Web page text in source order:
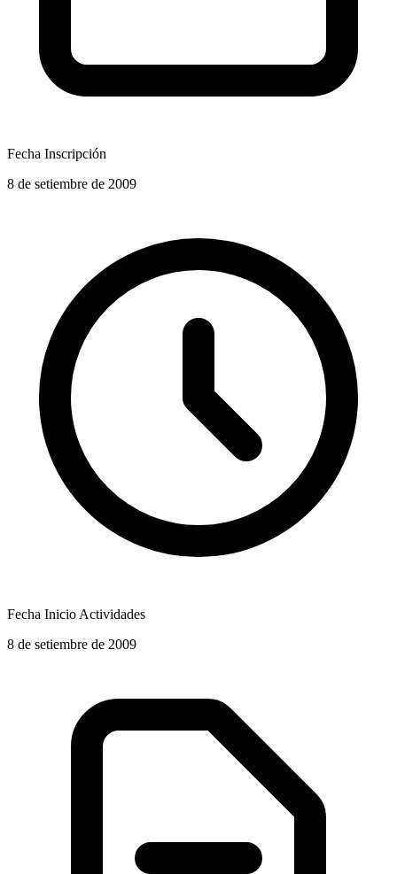
Fecha Inscripción
8 de setiembre de 2009
Fecha Inicio Actividades
8 de setiembre de 2009